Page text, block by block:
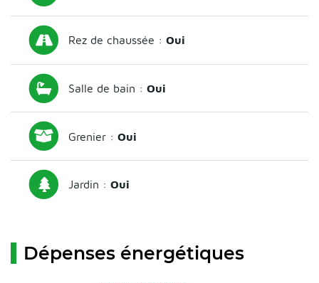
Rez de chaussée :Oui
Salle de bain :Oui
Grenier :Oui
Jardin :Oui
Dépenses énergétiques